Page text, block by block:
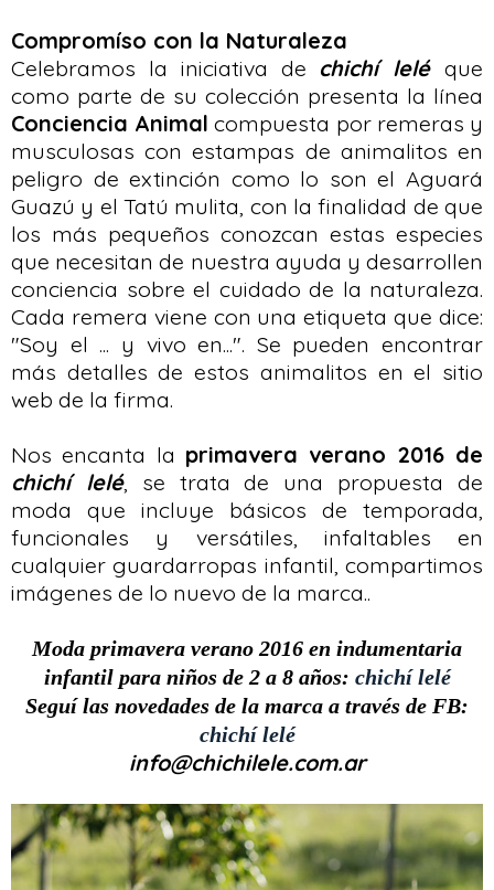
Compromíso con la Naturaleza
Celebramos la iniciativa de chichí lelé que
como parte de su colección presenta la línea
Conciencia Animal compuesta por remeras y
musculosas con estampas de animalitos en
peligro de extinción como lo son el Aguará
Guazú y el Tatú mulita, con la finalidad de que
los más pequeños conozcan estas especies
que necesitan de nuestra ayuda y desarrollen
conciencia sobre el cuidado de la naturaleza.
Cada remera viene con una etiqueta que dice:
"Soy el ... y vivo en...". Se pueden encontrar
más detalles de estos animalitos en el sitio
web de la firma.
Nos encanta la primavera verano 2016 de
chichí lelé, se trata de una propuesta de
moda que incluye básicos de temporada,
funcionales y versátiles, infaltables en
cualquier guardarropas infantil, compartimos
imágenes de lo nuevo de la marca..
Moda primavera verano 2016 en indumentaria
infantil para niños de 2 a 8 años: chichí lelé
Seguí las novedades de la marca a través de FB:
chichí lelé
info@chichilele.com.ar